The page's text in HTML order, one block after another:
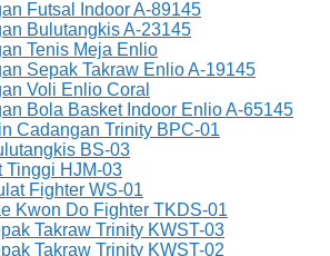
Futsal Indoor A-89145
Bulutangkis A-23145
Tenis Meja Enlio
Sepak Takraw Enlio A-19145
Voli Enlio Coral
Bola Basket Indoor Enlio A-65145
Cadangan Trinity BPC-01
BS-03
Tinggi HJM-03
Fighter WS-01
Kwon Do Fighter TKDS-01
Takraw Trinity KWST-03
Takraw Trinity KWST-02